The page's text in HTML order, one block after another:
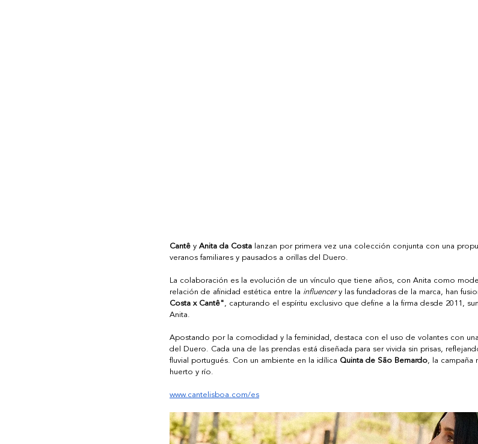
Cantê y Anita da Costa lanzan por primera vez una colección conjunta con una
veranos familiares y pausados a orillas del Duero.
La colaboración es la evolución de un vínculo que tiene años, con Anita como
relación de afinidad estética entre la influencer y las fundadoras de la marca, han
Costa x Cantê", capturando el espíritu exclusivo que define a la firma desde 2011,
Anita.
Apostando por la comodidad y la feminidad, destaca con el uso de volantes con
del Duero. Cada una de las prendas está diseñada para ser vivida sin prisas,
fluvial portugués. Con un ambiente en la idílica Quinta de São Bernardo, la campaña
huerto y río.
www.cantelisboa.com/es